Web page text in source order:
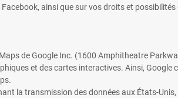
ainsi que sur vos droits et
de Google Inc. (1600 Amphitheatre
et des cartes interactives. Ainsi, Google
la transmission des données aux États-